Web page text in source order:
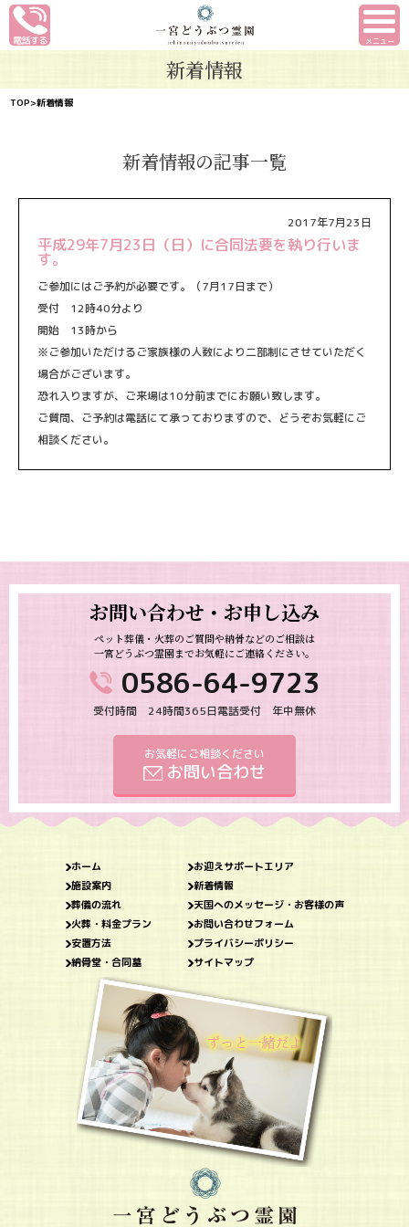
メニュー
新着情報
TOP>新着情報
新着情報の記事一覧
2017年7月23日
平成29年7月23日（日）に合同法要を執り行いま
す。
ご参加にはご予約が必要です。（7月17日まで）
受付 12時40分より
開始 13時から
※ご参加いただけるご家族様の人数により二部制にさせていただく
場合がございます。
恐れ入りますが、ご来場は10分前までにお願い致します。
ご質問、ご予約は電話にて承っておりますので、どうぞお気軽にご
相談ください。
お問い合わせ・お申し込み
ペット葬儀・火葬のご質問や納骨などのご相談は
一宮どうぶつ霊園までお気軽にご連絡ください。
0586-64-9723
受付時間 24時間365日電話受付 年中無休
お気軽にご相談ください
お問い合わせ
ホーム
施設案内
葬儀の流れ
火葬・料金プラン
安置方法
納骨堂・合同墓
お迎えサポートエリア
新着情報
天国へのメッセージ・お客様の声
お問い合わせフォーム
プライバシーポリシー
サイトマップ